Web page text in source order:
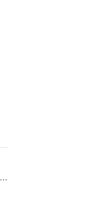
门厅过道装修与风水，进门三见与装修避坑指南